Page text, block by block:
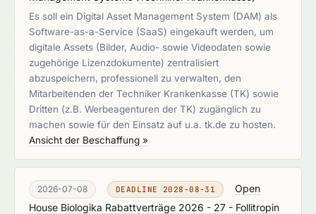
Es soll ein Digital Asset Management System (DAM) als
Software-as-a-Service (SaaS) eingekauft werden, um
digitale Assets (Bilder, Audio- sowie Videodaten sowie
zugehörige Lizenzdokumente) zentralisiert
abzuspeichern, professionell zu verwalten, den
Mitarbeitenden der Techniker Krankenkasse (TK) sowie
Dritten (z.B. Werbeagenturen der TK) zugänglich zu
machen sowie für den Einsatz auf u.a. tk.de zu hosten.
Ansicht der Beschaffung »
2026-07-08 DEADLINE 2028-08-31
Open
House Biologika Rabattverträge 2026 - 27 - Follitropin